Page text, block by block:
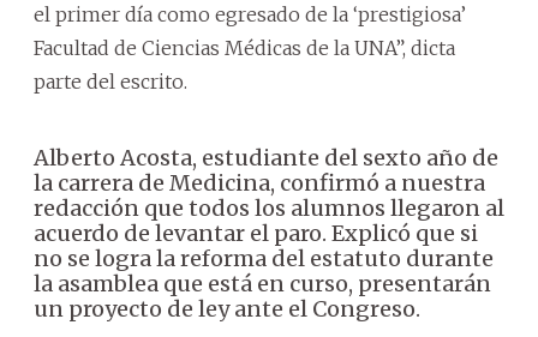
el primer día como egresado de la ‘prestigiosa’
Facultad de Ciencias Médicas de la UNA”, dicta
parte del escrito.
Alberto Acosta, estudiante del sexto año de
la carrera de Medicina, confirmó a nuestra
redacción que todos los alumnos llegaron al
acuerdo de levantar el paro. Explicó que si
no se logra la reforma del estatuto durante
la asamblea que está en curso, presentarán
un proyecto de ley ante el Congreso.